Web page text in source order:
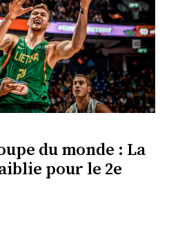
du monde : La
pour le 2e